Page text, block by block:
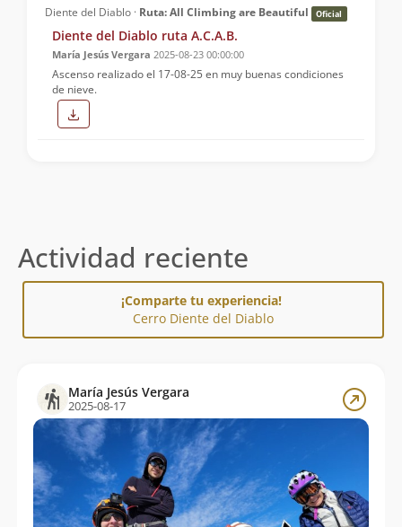
Diente del Diablo · Ruta: All Climbing are Beautiful Oficial
Diente del Diablo ruta A.C.A.B.
María Jesús Vergara 2025-08-23 00:00:00
Ascenso realizado el 17-08-25 en muy buenas condiciones
de nieve.
Actividad reciente
¡Comparte tu experiencia!
Cerro Diente del Diablo
María Jesús Vergara
2025-08-17